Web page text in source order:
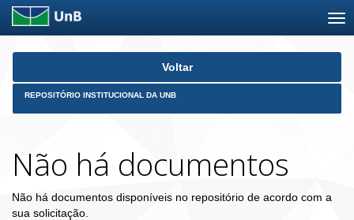
Skip
Voltar
REPOSITÓRIO INSTITUCIONAL DA UNB
Não há documentos
Não há documentos disponíveis no repositório de acordo com a
sua solicitação.